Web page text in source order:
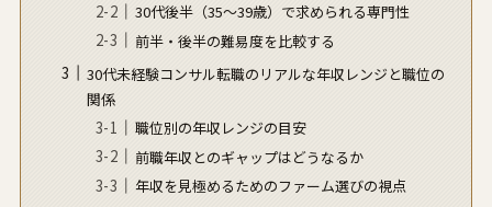
30代後半（35〜39歳）で求められる専門性
前半・後半の難易度を比較する
30代未経験コンサル転職のリアルな年収レンジと職位の
関係
職位別の年収レンジの目安
前職年収とのギャップはどうなるか
年収を見極めるためのファーム選びの視点